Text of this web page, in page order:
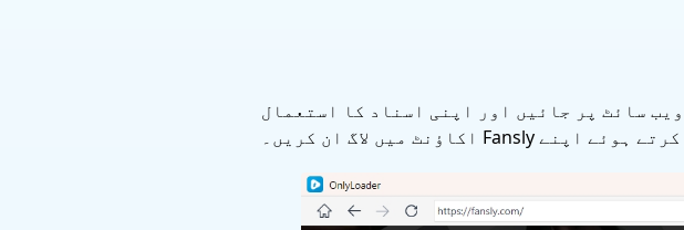
لانچ کریں۔ OnlyLoader ، بلٹ ان براؤزر کے ساتھ Fansly ویب سائٹ پر جائیں اور اپنی اسناد کا استعمال
کرتے ہوئے اپنے Fansly اکاؤنٹ میں لاگ ان کریں۔